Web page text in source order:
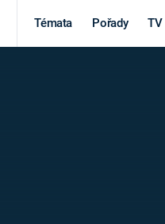
Témata Pořady